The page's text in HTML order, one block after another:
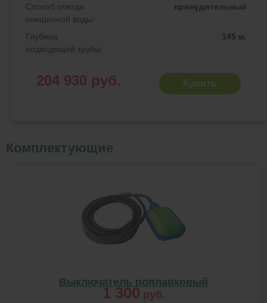
Способ отвода
очищенной воды:
принудительный
Глубина
подводящей трубы:
145 м.
204 930 руб. Купить
Комплектующие
Выключатель поплавковый
1 300 руб.